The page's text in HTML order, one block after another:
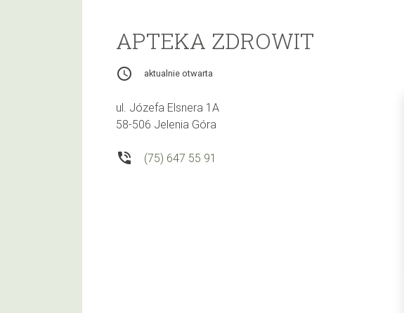
APTEKA ZDROWIT
access_time aktualnie otwarta
ul. Józefa Elsnera 1A
58-506 Jelenia Góra
phone_in_talk (75) 647 55 91